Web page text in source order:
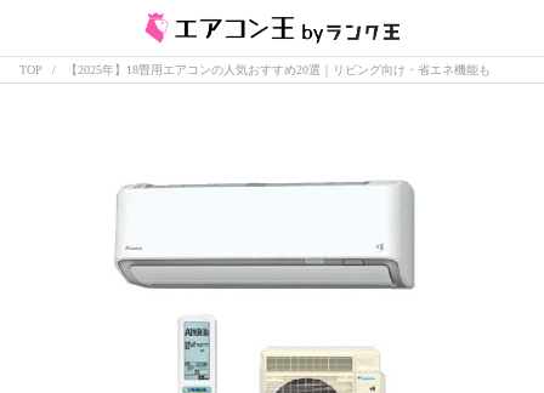
TOP 【2025年】18畳用エアコンの人気おすすめ20選｜リビング向け・省エネ機能も